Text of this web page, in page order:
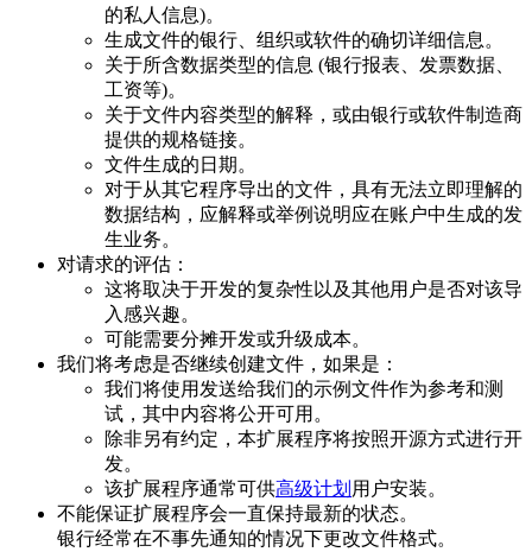
的私人信息)。
生成文件的银行、组织或软件的确切详细信息。
关于所含数据类型的信息 (银行报表、发票数据、
工资等)。
关于文件内容类型的解释，或由银行或软件制造商
提供的规格链接。
文件生成的日期。
对于从其它程序导出的文件，具有无法立即理解的
数据结构，应解释或举例说明应在账户中生成的发
生业务。
对请求的评估：
这将取决于开发的复杂性以及其他用户是否对该导
入感兴趣。
可能需要分摊开发或升级成本。
我们将考虑是否继续创建文件，如果是：
我们将使用发送给我们的示例文件作为参考和测
试，其中内容将公开可用。
除非另有约定，本扩展程序将按照开源方式进行开
发。
该扩展程序通常可供高级计划 用户安装。
不能保证扩展程序会一直保持最新的状态。
银行经常在不事先通知的情况下更改文件格式。